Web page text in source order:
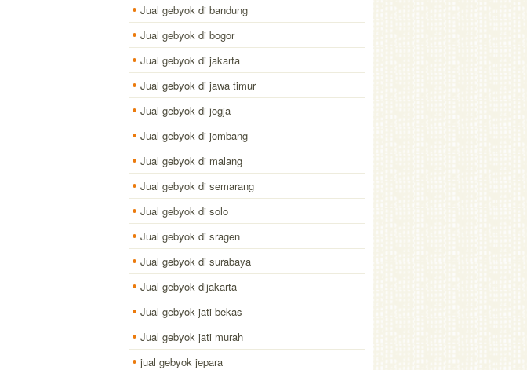
Jual gebyok di bandung
Jual gebyok di bogor
Jual gebyok di jakarta
Jual gebyok di jawa timur
Jual gebyok di jogja
Jual gebyok di jombang
Jual gebyok di malang
Jual gebyok di semarang
Jual gebyok di solo
Jual gebyok di sragen
Jual gebyok di surabaya
Jual gebyok dijakarta
Jual gebyok jati bekas
Jual gebyok jati murah
jual gebyok jepara